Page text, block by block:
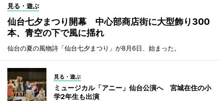
見る・遊ぶ
仙台七夕まつり開幕 中心部商店街に大型飾り300
本、青空の下で風に揺れ
仙台の夏の風物詩「仙台七夕まつり」が8月6日、始まった。
見る・遊ぶ
ミュージカル「アニー」仙台公演へ 宮城在住の小
学2年生も出演